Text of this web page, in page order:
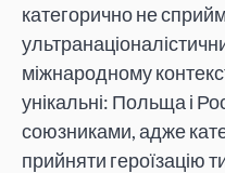
категорично не
міжнародному
унікальні: Польща і
союзниками, адже
прийняти героїзацію